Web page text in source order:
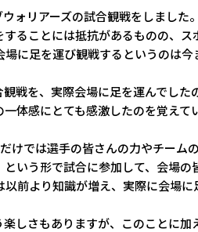
ォリアーズの試合観戦をしました。
ることには抵抗があるものの、ス
に足を運び観戦するというのは今
戦を、実際会場に足を運んでし
体感にとても感激したのを覚えて
けでは選手の皆さんの力やチーム
いう形で試合に参加して、会場
前より知識が増え、実際に会場
しさもありますが、このことに